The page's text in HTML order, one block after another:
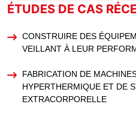
ÉTUDES DE CAS
CONSTRUIRE DES
VEILLANT À LEUR
FABRICATION DE
HYPERTHERMIQUE ET DE
EXTRACORPORELLE